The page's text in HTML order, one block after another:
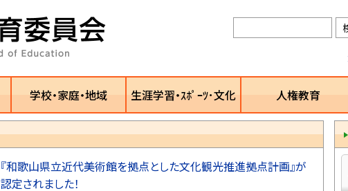
学校・家庭・地域 生涯学習・ｽﾎﾟｰﾂ･文化 人権教育
『和歌山県立近代美術館を拠点とした文化観光推進拠点計画』が
認定されました！